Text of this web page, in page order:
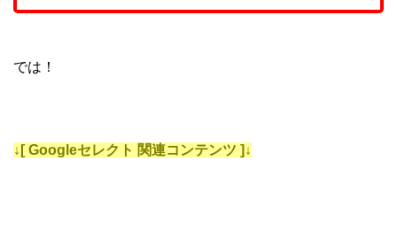
では！
↓[ Googleセレクト 関連コンテンツ ]↓